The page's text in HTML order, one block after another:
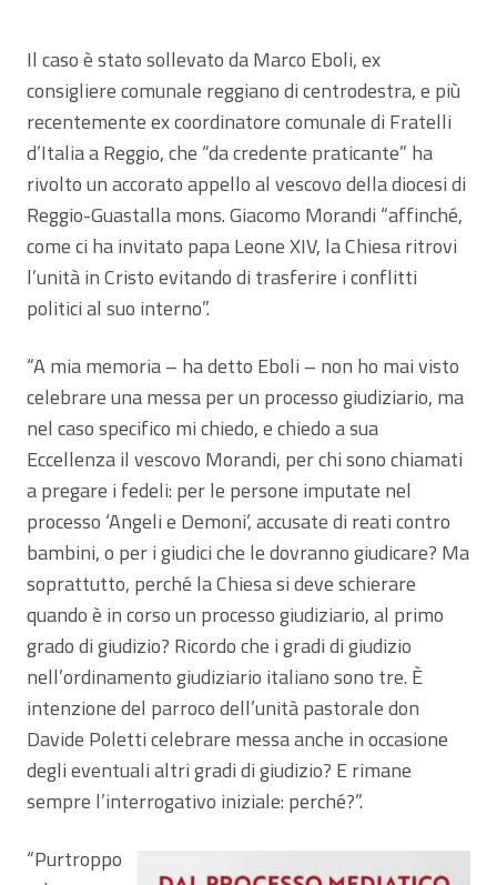
Il caso è stato sollevato da Marco Eboli, ex
consigliere comunale reggiano di centrodestra, e più
recentemente ex coordinatore comunale di Fratelli
d’Italia a Reggio, che “da credente praticante” ha
rivolto un accorato appello al vescovo della diocesi di
Reggio-Guastalla mons. Giacomo Morandi “affinché,
come ci ha invitato papa Leone XIV, la Chiesa ritrovi
l’unità in Cristo evitando di trasferire i conflitti
politici al suo interno”.
“A mia memoria – ha detto Eboli – non ho mai visto
celebrare una messa per un processo giudiziario, ma
nel caso specifico mi chiedo, e chiedo a sua
Eccellenza il vescovo Morandi, per chi sono chiamati
a pregare i fedeli: per le persone imputate nel
processo ‘Angeli e Demoni’, accusate di reati contro
bambini, o per i giudici che le dovranno giudicare? Ma
soprattutto, perché la Chiesa si deve schierare
quando è in corso un processo giudiziario, al primo
grado di giudizio? Ricordo che i gradi di giudizio
nell’ordinamento giudiziario italiano sono tre. È
intenzione del parroco dell’unità pastorale don
Davide Poletti celebrare messa anche in occasione
degli eventuali altri gradi di giudizio? E rimane
sempre l’interrogativo iniziale: perché?”.
“Purtroppo